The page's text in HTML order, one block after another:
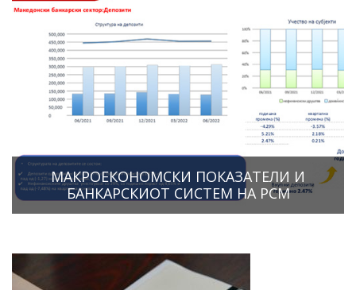
МАКРОЕКОНОМСКИ ПОКАЗАТЕЛИ И
БАНКАРСКИОТ СИСТЕМ НА РСМ